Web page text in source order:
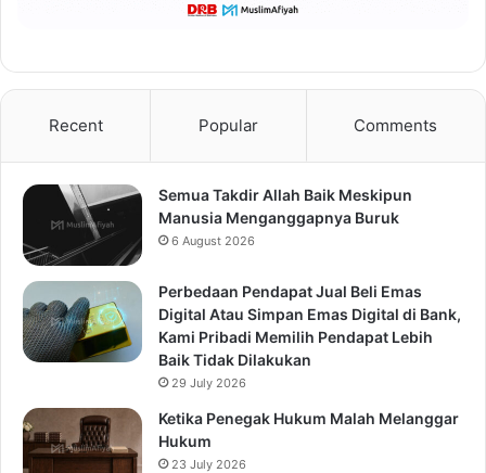
Recent Popular Comments
Semua Takdir Allah Baik Meskipun
Manusia Menganggapnya Buruk
6 August 2026
Perbedaan Pendapat Jual Beli Emas
Digital Atau Simpan Emas Digital di Bank,
Kami Pribadi Memilih Pendapat Lebih
Baik Tidak Dilakukan
29 July 2026
Ketika Penegak Hukum Malah Melanggar
Hukum
23 July 2026